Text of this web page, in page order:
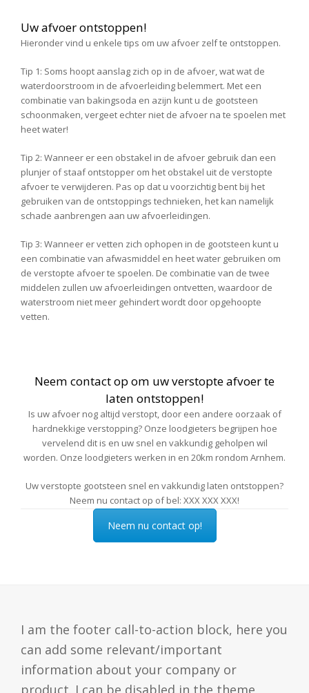
Uw afvoer ontstoppen!
Hieronder vind u enkele tips om uw afvoer zelf te ontstoppen.
Tip 1: Soms hoopt aanslag zich op in de afvoer, wat wat de
waterdoorstroom in de afvoerleiding belemmert. Met een
combinatie van bakingsoda en azijn kunt u de gootsteen
schoonmaken, vergeet echter niet de afvoer na te spoelen met
heet water!
Tip 2: Wanneer er een obstakel in de afvoer gebruik dan een
plunjer of staaf ontstopper om het obstakel uit de verstopte
afvoer te verwijderen. Pas op dat u voorzichtig bent bij het
gebruiken van de ontstoppings technieken, het kan namelijk
schade aanbrengen aan uw afvoerleidingen.
Tip 3: Wanneer er vetten zich ophopen in de gootsteen kunt u
een combinatie van afwasmiddel en heet water gebruiken om
de verstopte afvoer te spoelen. De combinatie van de twee
middelen zullen uw afvoerleidingen ontvetten, waardoor de
waterstroom niet meer gehindert wordt door opgehoopte
vetten.
Neem contact op om uw verstopte afvoer te
laten ontstoppen!
Is uw afvoer nog altijd verstopt, door een andere oorzaak of
hardnekkige verstopping? Onze loodgieters begrijpen hoe
vervelend dit is en uw snel en vakkundig geholpen wil
worden. Onze loodgieters werken in en 20km rondom Arnhem.
Uw verstopte gootsteen snel en vakkundig laten ontstoppen?
Neem nu contact op of bel: XXX XXX XXX!
Neem nu contact op!
I am the footer call-to-action block, here you
can add some relevant/important
information about your company or